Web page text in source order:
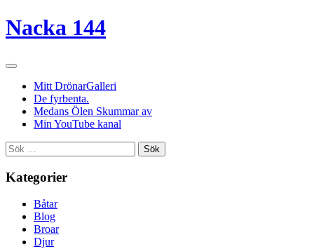
Nacka 144
Mitt DrönarGalleri
De fyrbenta.
Medans Ölen Skummar av
Min YouTube kanal
Sök
efter:
Kategorier
Båtar
Blog
Broar
Djur